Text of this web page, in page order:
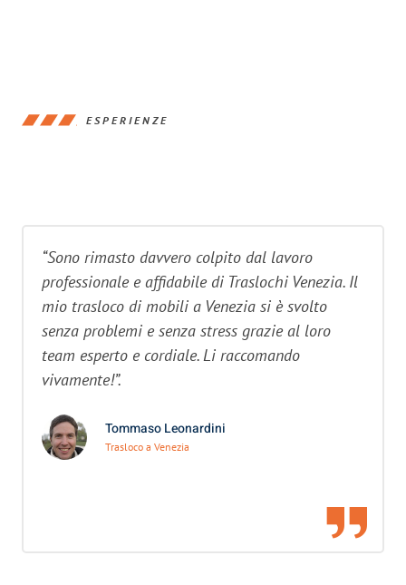
ESPERIENZE
“Sono rimasto davvero colpito dal lavoro
professionale e affidabile di Traslochi Venezia. Il
mio trasloco di mobili a Venezia si è svolto
senza problemi e senza stress grazie al loro
team esperto e cordiale. Li raccomando
vivamente!”.
Tommaso Leonardini
Trasloco a Venezia